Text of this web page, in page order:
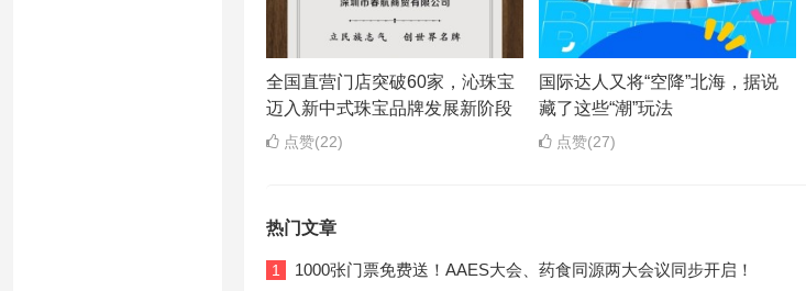
全国直营门店突破60家，沁珠宝
迈入新中式珠宝品牌发展新阶段
点赞(22)
国际达人又将“空降”北海，据说
藏了这些“潮”玩法
点赞(27)
热门文章
1 1000张门票免费送！AAES大会、药食同源两大会议同步开启！